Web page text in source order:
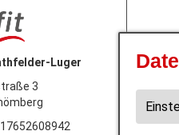
Hund
Luger
3